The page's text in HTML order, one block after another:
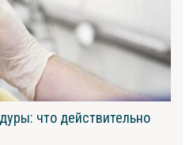
что действительно